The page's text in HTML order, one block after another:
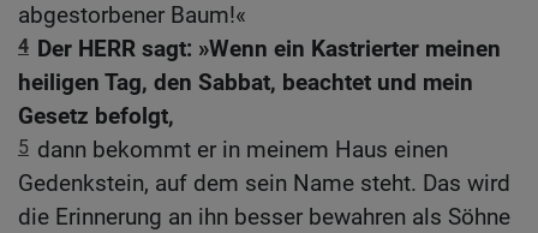
abgestorbener Baum!«
4 Der HERR sagt: »Wenn ein Kastrierter meinen
heiligen Tag, den Sabbat, beachtet und mein
Gesetz befolgt,
5 dann bekommt er in meinem Haus einen
Gedenkstein, auf dem sein Name steht. Das wird
die Erinnerung an ihn besser bewahren als Söhne